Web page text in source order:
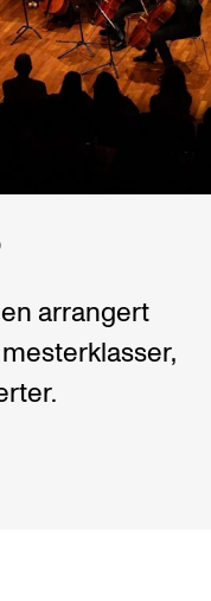
arrangert